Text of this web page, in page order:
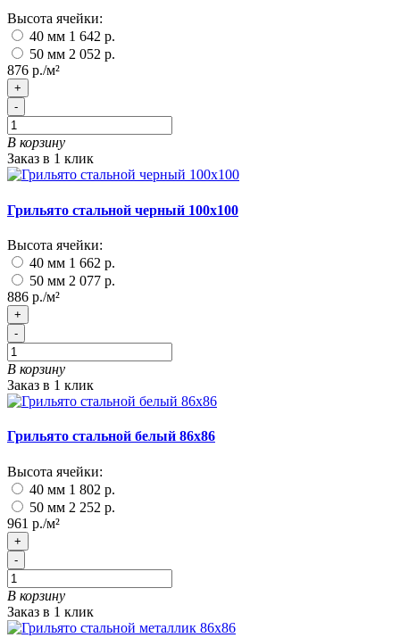
Высота ячейки:
40 мм 1 642 р.
50 мм 2 052 р.
876 р./м²
+
-
В корзину
Заказ в 1 клик
Грильято стальной черный 100х100
Высота ячейки:
40 мм 1 662 р.
50 мм 2 077 р.
886 р./м²
+
-
В корзину
Заказ в 1 клик
Грильято стальной белый 86х86
Высота ячейки:
40 мм 1 802 р.
50 мм 2 252 р.
961 р./м²
+
-
В корзину
Заказ в 1 клик